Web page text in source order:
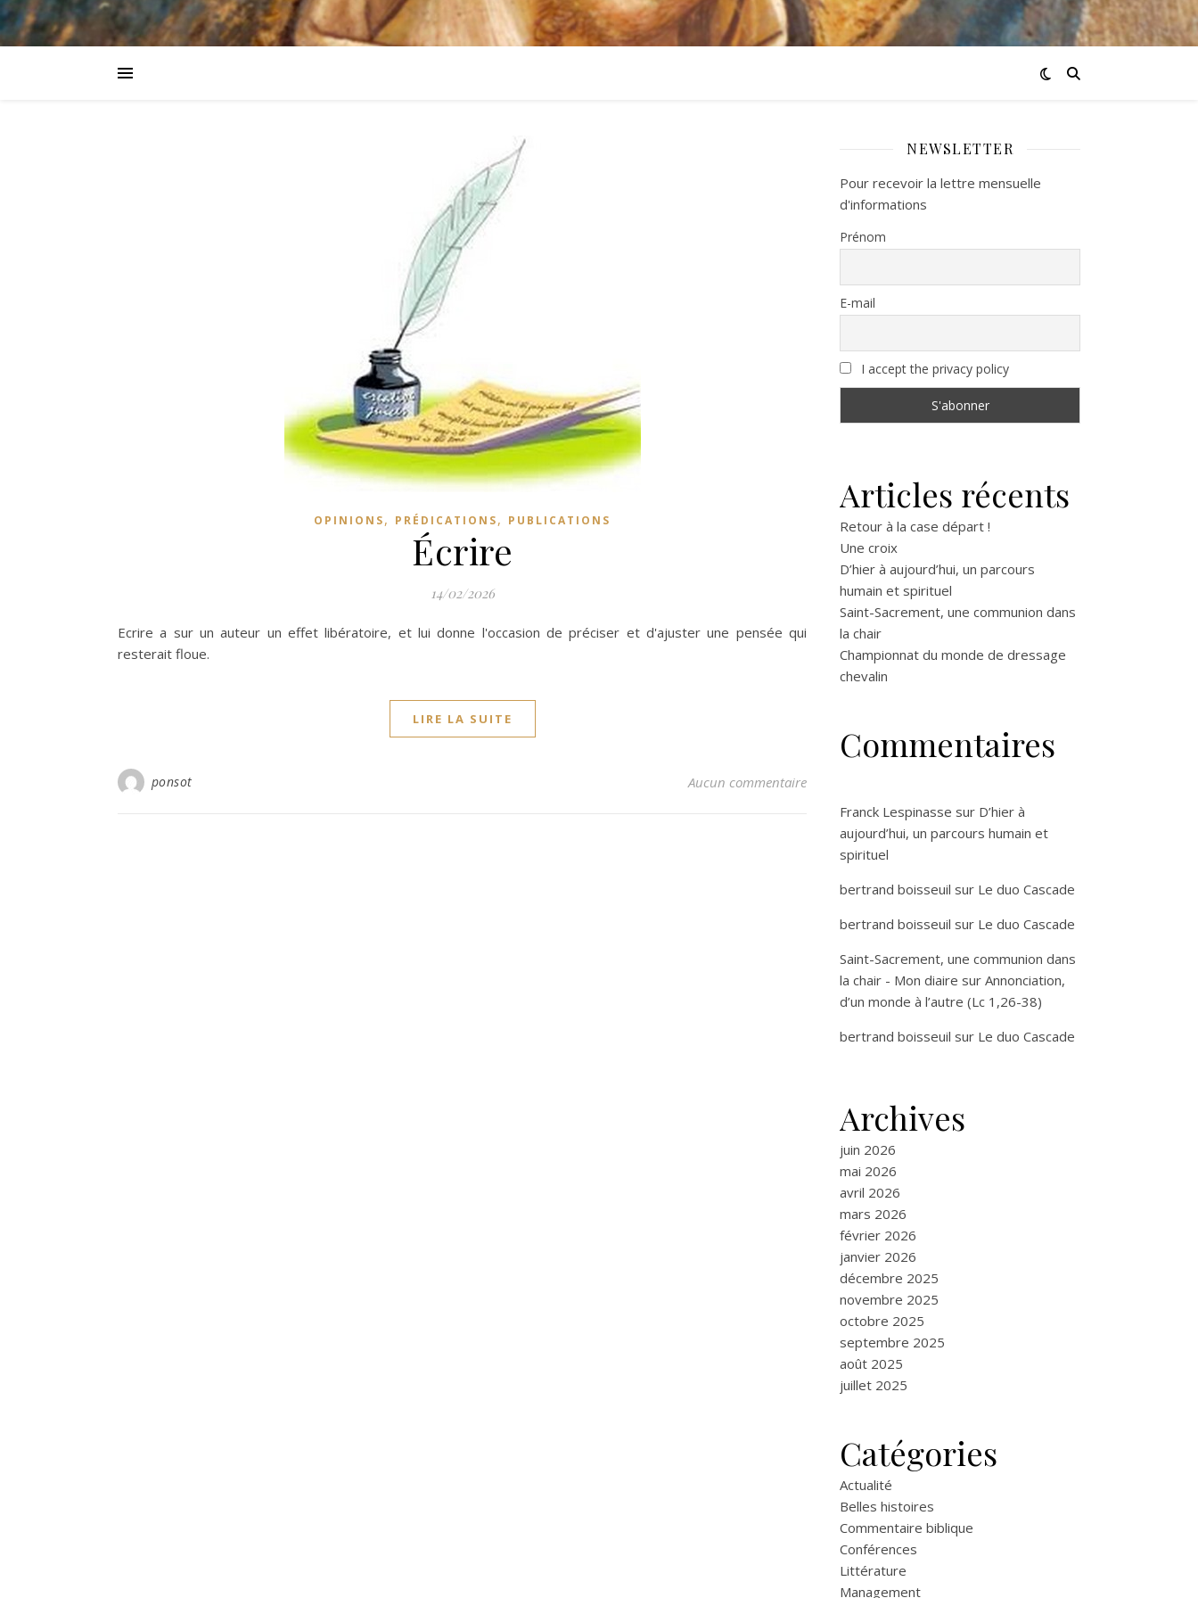
OPINIONS, PRÉDICATIONS, PUBLICATIONS
Écrire
14/02/2026
Ecrire a sur un auteur un effet libératoire, et lui donne l'occasion de préciser et d'ajuster une pensée qui
resterait floue.
LIRE LA SUITE
ponsot Aucun commentaire
NEWSLETTER
Pour recevoir la lettre mensuelle
d'informations
Prénom
E-mail
I accept the privacy policy
Articles récents
Retour à la case départ !
Une croix
D’hier à aujourd’hui, un parcours
humain et spirituel
Saint-Sacrement, une communion dans
la chair
Championnat du monde de dressage
chevalin
Commentaires
Franck Lespinasse sur D’hier à
aujourd’hui, un parcours humain et
spirituel
bertrand boisseuil sur Le duo Cascade
bertrand boisseuil sur Le duo Cascade
Saint-Sacrement, une communion dans
la chair - Mon diaire sur Annonciation,
d’un monde à l’autre (Lc 1,26-38)
bertrand boisseuil sur Le duo Cascade
Archives
juin 2026
mai 2026
avril 2026
mars 2026
février 2026
janvier 2026
décembre 2025
novembre 2025
octobre 2025
septembre 2025
août 2025
juillet 2025
Catégories
Actualité
Belles histoires
Commentaire biblique
Conférences
Littérature
Management